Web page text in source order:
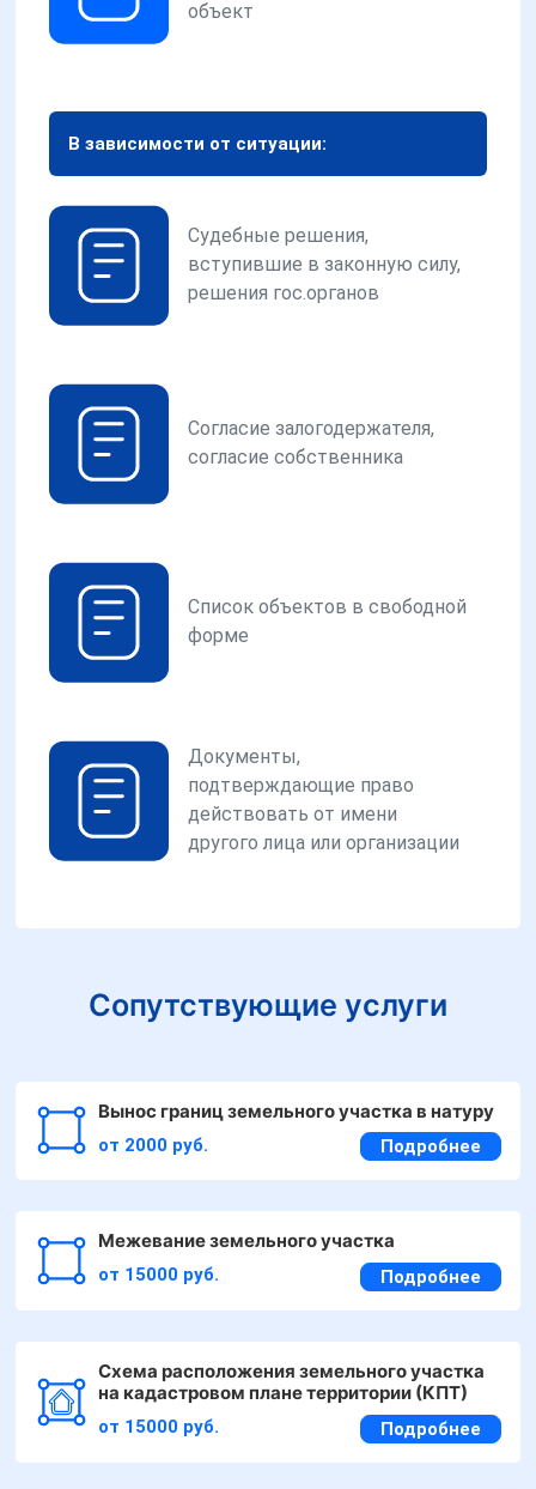
объект
В зависимости от ситуации:
Судебные решения,
вступившие в законную силу,
решения гос.органов
Согласие залогодержателя,
согласие собственника
Список объектов в свободной
форме
Документы,
подтверждающие право
действовать от имени
другого лица или организации
Сопутствующие услуги
Вынос границ земельного участка в натуру
от 2000 руб. Подробнее
Межевание земельного участка
от 15000 руб. Подробнее
Схема расположения земельного участка
на кадастровом плане территории (КПТ)
от 15000 руб. Подробнее